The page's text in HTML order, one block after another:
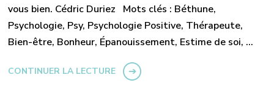
vous bien. Cédric Duriez Mots clés : Béthune,
Psychologie, Psy, Psychologie Positive, Thérapeute,
Bien-être, Bonheur, Épanouissement, Estime de soi, …
CONTINUER LA LECTURE